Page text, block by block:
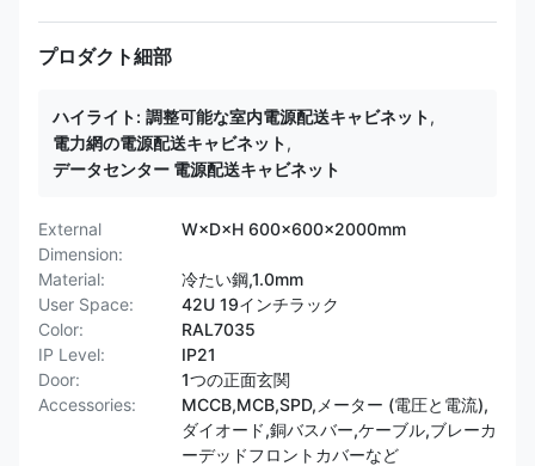
プロダクト細部
ハイライト: 調整可能な室内電源配送キャビネット,
電力網の電源配送キャビネット,
データセンター 電源配送キャビネット
External
Dimension:
W×D×H 600×600×2000mm
Material:
冷たい鋼,1.0mm
User Space:
42U 19インチラック
Color:
RAL7035
IP Level:
IP21
Door:
1つの正面玄関
Accessories:
MCCB,MCB,SPD,メーター (電圧と電流),
ダイオード,銅バスバー,ケーブル,ブレーカ
ーデッドフロントカバーなど